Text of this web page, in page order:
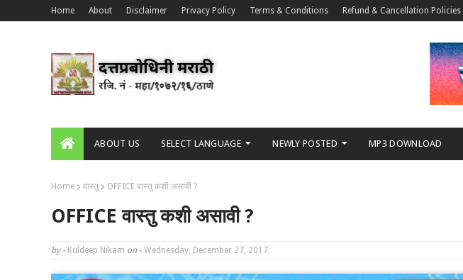
Home About Disclaimer Privacy Policy Terms & Conditions Refund & Cancellation Policies
ABOUT US SELECT LANGUAGE NEWLY POSTED MP3 DOWNLOAD
Home वास्तु OFFICE वास्तु कशी असावी ?
OFFICE वास्तु कशी असावी ?
by - Kuldeep Nikam on - Wednesday, December 27, 2017